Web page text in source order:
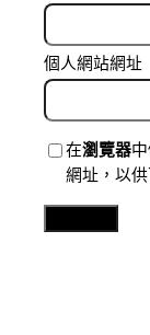
個人網站網址
在瀏覽器
網址，以